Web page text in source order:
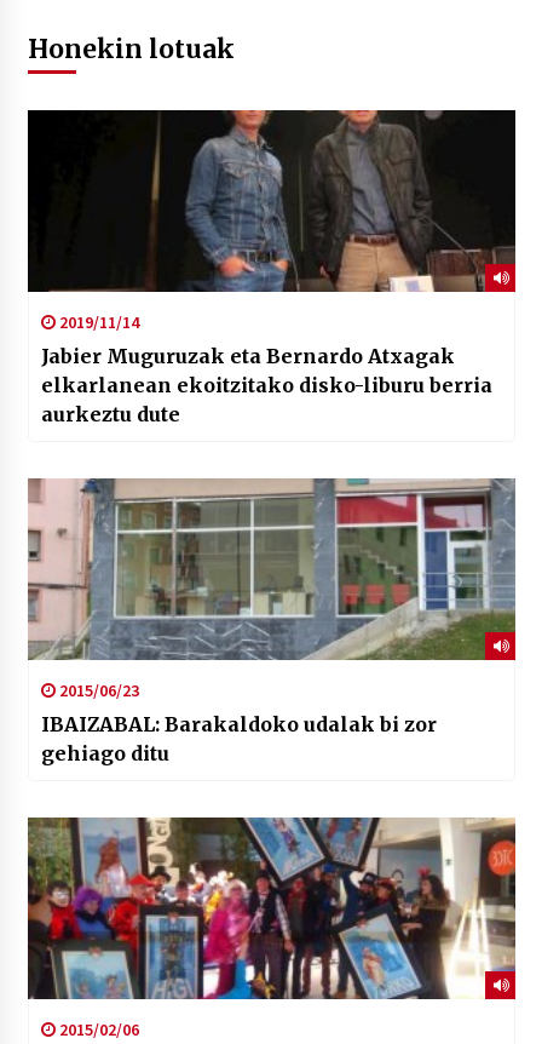
Honekin lotuak
2019/11/14
Jabier Muguruzak eta Bernardo Atxagak
elkarlanean ekoitzitako disko-liburu berria
aurkeztu dute
2015/06/23
IBAIZABAL: Barakaldoko udalak bi zor
gehiago ditu
2015/02/06